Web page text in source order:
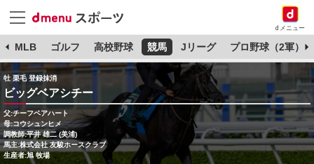
dメニュー
MLB ゴルフ 高校野球 競馬 Jリーグ プロ野球（2軍）
牡 栗毛 登録抹消
ビッグベアシチー
父:チーフベアハート
母:コウシュンヒメ
調教師:平井 雄二 (美浦)
馬主:株式会社 友駿ホースクラブ
生産者:旭 牧場